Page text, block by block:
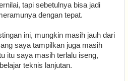
tapi sebetulnya bisa jadi
dengan tepat.
ini, mungkin masih jauh dari
saya tampilkan juga masih
itu saya masih terlalu iseng,
teknis lanjutan.